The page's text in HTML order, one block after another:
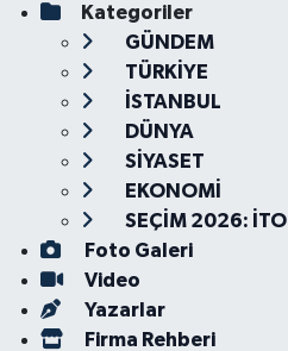
Kategoriler
GÜNDEM
TÜRKİYE
İSTANBUL
DÜNYA
SİYASET
EKONOMİ
SEÇİM 2026: İTO
Foto Galeri
Video
Yazarlar
Firma Rehberi